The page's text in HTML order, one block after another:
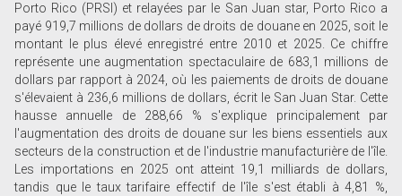
Porto Rico (PRSI) et relayées par le San Juan star, Porto Rico a
payé 919,7 millions de dollars de droits de douane en 2025, soit le
montant le plus élevé enregistré entre 2010 et 2025. Ce chiffre
représente une augmentation spectaculaire de 683,1 millions de
dollars par rapport à 2024, où les paiements de droits de douane
s'élevaient à 236,6 millions de dollars, écrit le San Juan Star. Cette
hausse annuelle de 288,66 % s'explique principalement par
l'augmentation des droits de douane sur les biens essentiels aux
secteurs de la construction et de l'industrie manufacturière de l'île.
Les importations en 2025 ont atteint 19,1 milliards de dollars,
tandis que le taux tarifaire effectif de l'île s'est établi à 4,81 %,